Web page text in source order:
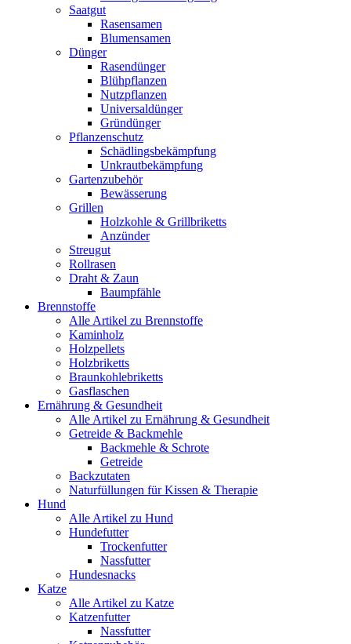
Saatgut
Rasensamen
Blumensamen
Dünger
Rasendünger
Blühpflanzen
Nutzpflanzen
Universaldünger
Gründünger
Pflanzenschutz
Schädlingsbekämpfung
Unkrautbekämpfung
Gartenzubehör
Bewässerung
Grillen
Holzkohle & Grillbriketts
Anzünder
Streugut
Rollrasen
Draht & Zaun
Baumpfähle
Brennstoffe
Alle Artikel zu Brennstoffe
Kaminholz
Holzpellets
Holzbriketts
Braunkohlebriketts
Gasflaschen
Ernährung & Gesundheit
Alle Artikel zu Ernährung & Gesundheit
Getreide & Backmehle
Backmehle & Schrote
Getreide
Backzutaten
Naturfüllungen für Kissen & Therapie
Hund
Alle Artikel zu Hund
Hundefutter
Trockenfutter
Nassfutter
Hundesnacks
Katze
Alle Artikel zu Katze
Katzenfutter
Nassfutter